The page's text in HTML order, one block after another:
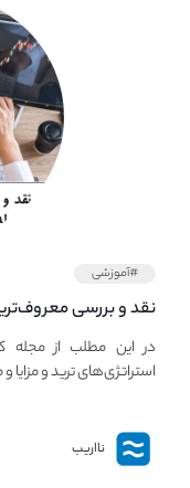
#آموزشی
نقد و بررسی
استراتژی های مهم ترید
در این مطلب از مجله
استراتژی‌های ترید و مزایا
نااریب